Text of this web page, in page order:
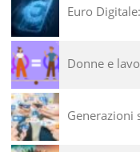
Euro
Donne e
Generazioni